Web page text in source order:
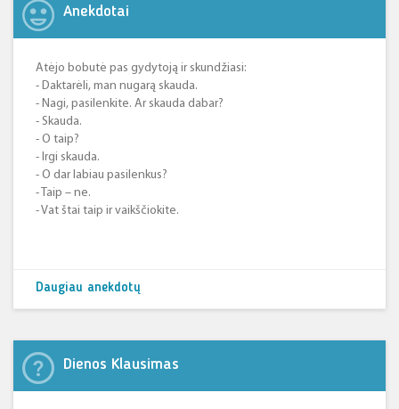
Anekdotai
Atėjo bobutė pas gydytoją ir skundžiasi:
- Daktarėli, man nugarą skauda.
- Nagi, pasilenkite. Ar skauda dabar?
- Skauda.
- O taip?
- Irgi skauda.
- O dar labiau pasilenkus?
- Taip – ne.
- Vat štai taip ir vaikščiokite.
Daugiau anekdotų
Dienos Klausimas